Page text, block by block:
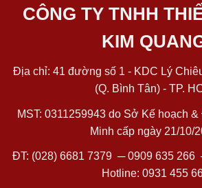
CÔNG TY TNHH
KIM
Địa chỉ: 41 đường số 1 - KDC Lý
(Q. Bình Tân) - TP.
MST: 0311259943 do Sở Kế hoạch
Minh cấp ngày 21/10/
ĐT: (028) 6681 7379 ─0909 635 266
Hotline: 0931 455